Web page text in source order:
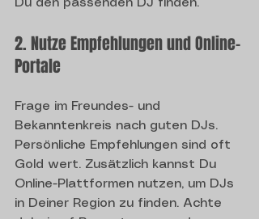
Du den passenden DJ finden.
2. Nutze Empfehlungen und Online-
Portale
Frage im Freundes- und
Bekanntenkreis nach guten DJs.
Persönliche Empfehlungen sind oft
Gold wert. Zusätzlich kannst Du
Online-Plattformen nutzen, um DJs
in Deiner Region zu finden. Achte